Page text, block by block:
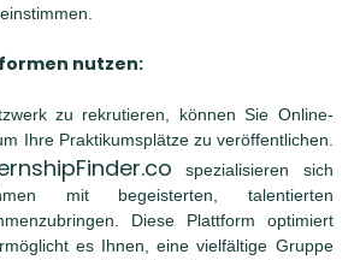
nutzen:
zu rekrutieren, können Sie Online-
Ihre Praktikumsplätze zu veröffentlichen.
spezialisieren sich
mit begeisterten, talentierten
Diese Plattform optimiert
es Ihnen, eine vielfältige Gruppe